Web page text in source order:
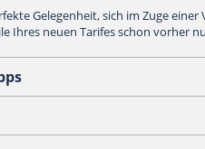
Gelegenheit, sich im Zuge
Ihres neuen Tarifes schon vorher